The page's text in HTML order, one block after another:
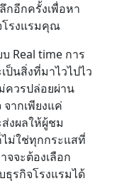
กอีกครั้งเพื่อหา
โรงแรมคุณ
Real time การ
ป็นสิ่งที่มาไวไปไว
ควรปล่อยผ่าน
ากเพียงแค่
งผลให้ผู้ชม
ไม่ใช่ทุกกระแสที่
จะต้องเลือก
รกิจโรงแรมได้